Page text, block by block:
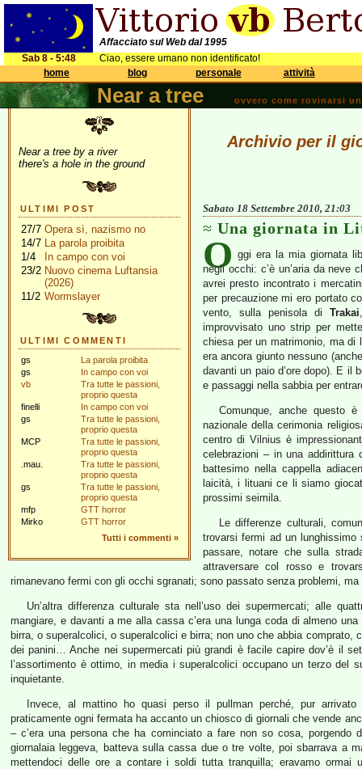
Affacciato sul Web dal 1995
Sab 8 - 5:48
Ciao, essere umano non identificato!
home
blog personale attività
Near a tree ovvero come rovinarsi
Near a tree by a river
there's a hole in the ground
ULTIMI POST
27/7 Opera sì, nazismo no
14/7 La parola proibita
1/4
In campo con voi
23/2 Nuovo cinema Luftansia
(2026)
11/2 Wormslayer
ULTIMI COMMENTI
gs
La parola proibita
gs
In campo con voi
vb
Tra tutte le passioni,
proprio questa
finelli
In campo con voi
gs
Tra tutte le passioni,
proprio questa
MCP
Tra tutte le passioni,
proprio questa
.mau.
Tra tutte le passioni,
proprio questa
gs
Tra tutte le passioni,
proprio questa
mfp
GTT horror
Mirko
GTT horror
Tutti i commenti »
Archivio per il
Sabato 18 Settembre 2010, 21:03
Una giornata in
O ggi era la mia giornata
negli occhi: c’è un’aria da
avrei presto incontrato i
per precauzione mi ero portato
vento, sulla penisola di Trakai
improvvisato uno strip per
chiesa per un matrimonio, ma di
era ancora giunto nessuno
davanti un paio d’ore dopo). E il
e passaggi nella sabbia per
Comunque, anche questo
nazionale della cerimonia
centro di Vilnius è
celebrazioni – in una addirittura
battesimo nella cappella
laicità, i lituani ce li siamo
prossimi seimila.
Le differenze culturali,
trovarsi fermi ad un
passare, notare che sulla
attraversare col rosso e
rimanevano fermi con gli occhi sgranati; sono passato senza problemi,
Un’altra differenza culturale sta nell’uso dei supermercati; alle
mangiare, e davanti a me alla cassa c’era una lunga coda di almeno
birra, o superalcolici, o superalcolici e birra; non uno che abbia comprato,
dei panini… Anche nei supermercati più grandi è facile capire dov’è il
l’assortimento è ottimo, in media i superalcolici occupano un terzo del
inquietante.
Invece, al mattino ho quasi perso il pullman perché, pur
praticamente ogni fermata ha accanto un chiosco di giornali che vende
– c’era una persona che ha cominciato a fare non so cosa,
giornalaia leggeva, batteva sulla cassa due o tre volte, poi sbarrava a
mettendoci delle ore a contare i soldi tutta tranquilla; eravamo ormai